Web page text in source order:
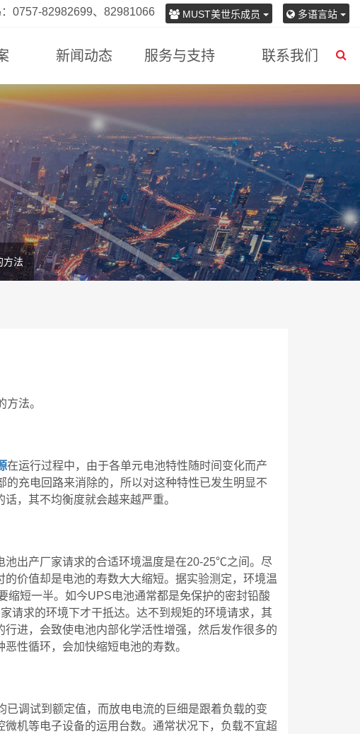
多语言站
MUST美世乐成员
0757-82982699、82981066
新闻动态 服务与支持 联系我们
方法
法。
在运行过程中，由于各单元电池特性随时间变化而产
充电回路来消除的，所以对这种特性已发生明显不
，其不均衡度就会越来越严重。
池出产厂家请求的合适环境温度是在20-25℃之间。尽
价值却是电池的寿数大大缩短。据实验测定，环境温
短一半。如今UPS电池通常都是免保护的密封铅酸
请求的环境下才干抵达。达不到规矩的环境请求，其
进，会致使电池内部化学活性增强，然后发作很多的
性循环，会加快缩短电池的寿数。
调试到额定值，而放电电流的巨细是跟着负载的变
机等电子设备的运用台数。通常状况下，负载不宜超